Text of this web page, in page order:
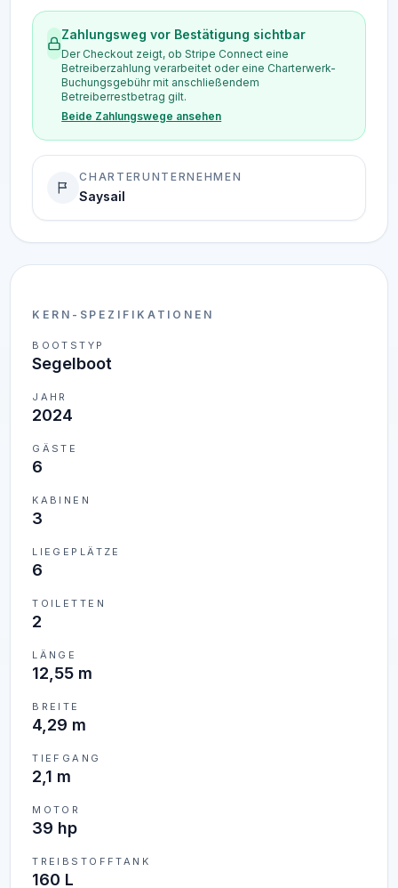
KERN-SPEZIFIKATIONEN
BOOTSTYP
Segelboot
JAHR
2024
GÄSTE
6
KABINEN
3
LIEGEPLÄTZE
6
TOILETTEN
2
LÄNGE
12,55 m
BREITE
4,29 m
TIEFGANG
2,1 m
MOTOR
39 hp
TREIBSTOFFTANK
160 L
Zahlungsweg vor Bestätigung sichtbar
Der Checkout zeigt, ob Stripe Connect eine
Betreiberzahlung verarbeitet oder eine Charterwerk-
Buchungsgebühr mit anschließendem
Betreiberrestbetrag gilt.
Beide Zahlungswege ansehen
CHARTERUNTERNEHMEN
Saysail